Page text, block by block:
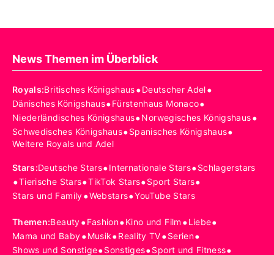
News Themen im Überblick
Royals:Britisches Königshaus•Deutscher Adel•
Dänisches Königshaus•Fürstenhaus Monaco•
Niederländisches Königshaus•Norwegisches Königshaus•
Schwedisches Königshaus•Spanisches Königshaus•
Weitere Royals und Adel
Stars:Deutsche Stars•Internationale Stars•Schlagerstars
•Tierische Stars•TikTok Stars•Sport Stars•
Stars und Family•Webstars•YouTube Stars
Themen:Beauty•Fashion•Kino und Film •Liebe•
Mama und Baby•Musik•Reality TV•Serien•
Shows und Sonstige•Sonstiges•Sport und Fitness•